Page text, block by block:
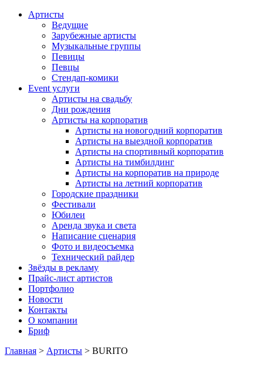
Артисты
Ведущие
Зарубежные артисты
Музыкальные группы
Певицы
Певцы
Стендап-комики
Event услуги
Артисты на свадьбу
Дни рождения
Артисты на корпоратив
Артисты на новогодний корпоратив
Артисты на выездной корпоратив
Артисты на спортивный корпоратив
Артисты на тимбилдинг
Артисты на корпоратив на природе
Артисты на летний корпоратив
Городские праздники
Фестивали
Юбилеи
Аренда звука и света
Написание сценария
Фото и видеосъемка
Технический райдер
Звёзды в рекламу
Прайс-лист артистов
Портфолио
Новости
Контакты
О компании
Бриф
Главная > Артисты > BURITO